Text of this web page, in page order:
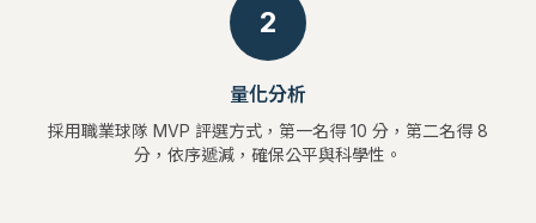
2
量化分析
採用職業球隊 MVP 評選方式，第一名得 10 分，第二名得 8
分，依序遞減，確保公平與科學性。